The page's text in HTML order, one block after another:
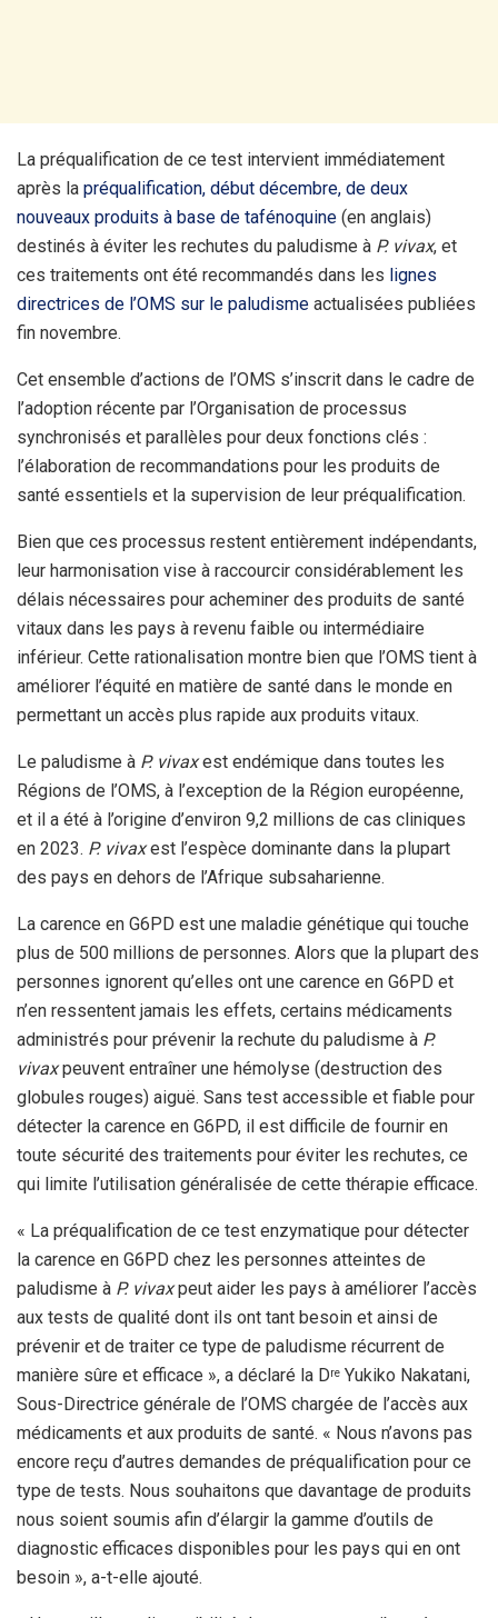
La préqualification de ce test intervient immédiatement
après la préqualification, début décembre, de deux
nouveaux produits à base de tafénoquine (en anglais)
destinés à éviter les rechutes du paludisme à P. vivax, et
ces traitements ont été recommandés dans les lignes
directrices de l’OMS sur le paludisme actualisées publiées
fin novembre.
Cet ensemble d’actions de l’OMS s’inscrit dans le cadre de
l’adoption récente par l’Organisation de processus
synchronisés et parallèles pour deux fonctions clés :
l’élaboration de recommandations pour les produits de
santé essentiels et la supervision de leur préqualification.
Bien que ces processus restent entièrement indépendants,
leur harmonisation vise à raccourcir considérablement les
délais nécessaires pour acheminer des produits de santé
vitaux dans les pays à revenu faible ou intermédiaire
inférieur. Cette rationalisation montre bien que l’OMS tient à
améliorer l’équité en matière de santé dans le monde en
permettant un accès plus rapide aux produits vitaux.
Le paludisme à P. vivaxest endémique dans toutes les
Régions de l’OMS, à l’exception de la Région européenne,
et il a été à l’origine d’environ 9,2 millions de cas cliniques
en 2023. P. vivaxest l’espèce dominante dans la plupart
des pays en dehors de l’Afrique subsaharienne.
La carence en G6PD est une maladie génétique qui touche
plus de 500 millions de personnes. Alors que la plupart des
personnes ignorent qu’elles ont une carence en G6PD et
n’en ressentent jamais les effets, certains médicaments
administrés pour prévenir la rechute du paludisme à P.
vivaxpeuvent entraîner une hémolyse (destruction des
globules rouges) aiguë. Sans test accessible et fiable pour
détecter la carence en G6PD, il est difficile de fournir en
toute sécurité des traitements pour éviter les rechutes, ce
qui limite l’utilisation généralisée de cette thérapie efficace.
« La préqualification de ce test enzymatique pour détecter
la carence en G6PD chez les personnes atteintes de
paludisme à P. vivaxpeut aider les pays à améliorer l’accès
aux tests de qualité dont ils ont tant besoin et ainsi de
prévenir et de traiter ce type de paludisme récurrent de
manière sûre et efficace », a déclaré la Dre Yukiko Nakatani,
Sous-Directrice générale de l’OMS chargée de l’accès aux
médicaments et aux produits de santé. « Nous n’avons pas
encore reçu d’autres demandes de préqualification pour ce
type de tests. Nous souhaitons que davantage de produits
nous soient soumis afin d’élargir la gamme d’outils de
diagnostic efficaces disponibles pour les pays qui en ont
besoin », a-t-elle ajouté.